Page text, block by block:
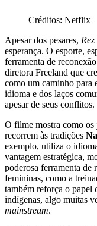
Créditos: Netflix
Apesar dos pesares,
esperança. O esporte,
ferramenta de
diretora Freeland que
como um caminho para
idioma e dos laços
apesar de seus conflitos.
O filme mostra como os
recorrem às tradições
exemplo, utiliza o
vantagem estratégica,
poderosa ferramenta de
femininas, como a
também reforça o papel
indígenas, algo muitas
mainstream​.